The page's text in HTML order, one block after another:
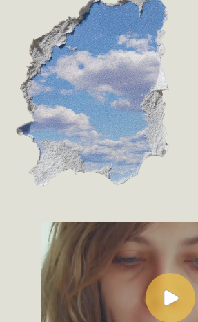
КОРОТКОМЕТРАЖНЫЕ
ФИЛЬМЫ НАШИХ СТУДЕНТОК